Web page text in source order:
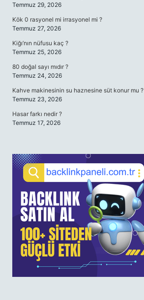
Temmuz 29, 2026
Kök 0 rasyonel mi irrasyonel mi ?
Temmuz 27, 2026
Kiğı’nın nüfusu kaç ?
Temmuz 25, 2026
80 doğal sayı mıdır ?
Temmuz 24, 2026
Kahve makinesinin su haznesine süt konur mu ?
Temmuz 23, 2026
Hasar farkı nedir ?
Temmuz 17, 2026